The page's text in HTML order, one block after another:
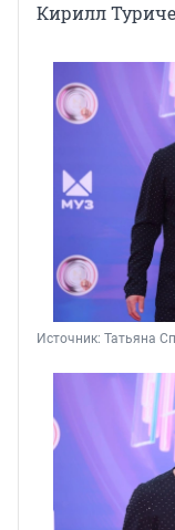
Кирилл
Источник: Татьяна